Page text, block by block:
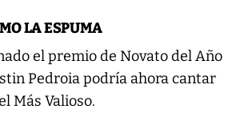
LA ESPUMA
el premio de Novato del Año
Pedroia podría ahora cantar
Más Valioso.